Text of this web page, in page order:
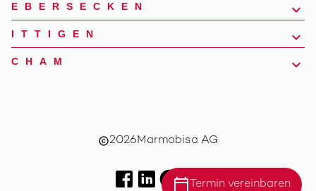
calendar_today Termin vereinbaren
EBERSECKEN
ITTIGEN
CHAM
copyright2026Marmobisa AG